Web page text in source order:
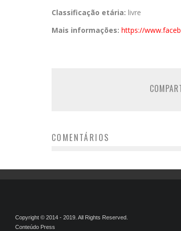
Classificação etária: livre
Mais informações: https://www.
COMENTÁRIOS
Copyright © 2014 - 2019. All Rights Reserved.
Conteúdo Press